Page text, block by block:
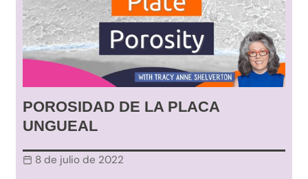
POROSIDAD DE LA PLACA
UNGUEAL
8 de julio de 2022